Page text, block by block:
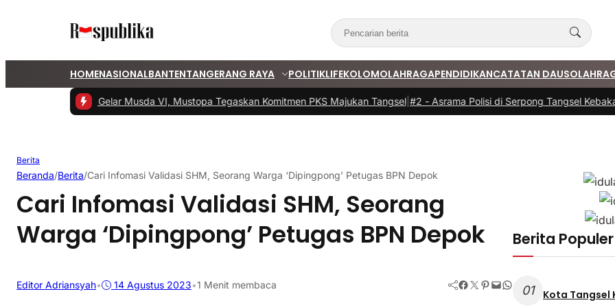
HOMENASIONALBANTENTANGERANG RAYA POLITIKLIFEKOLOMOLAHRAGAPENDIDIKANCATATAN DAUS
PKS Tangsel Gelar Musda VI, Mustopa Tegaskan Komitmen PKS Majukan Tangsel|#2 -Asrama Polisi di Serpong Tangsel
Berita
Beranda/Berita/Cari Infomasi Validasi SHM, Seorang Warga ‘Dipingpong’ Petugas BPN Depok
Cari Infomasi Validasi SHM, Seorang
Warga ‘Dipingpong’ Petugas BPN Depok
Editor Adriansyah• 14 Agustus 2023•1 Menit membaca Facebook Twitter Pinterest Mail WhatsApp
Berita Populer
01 Kota Tangsel